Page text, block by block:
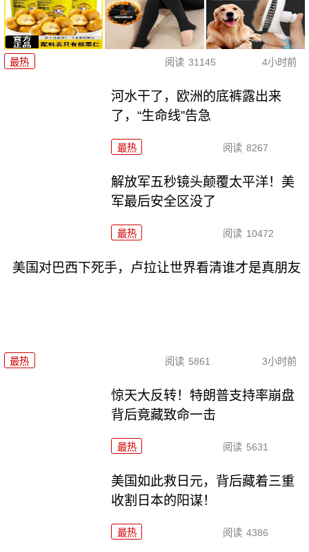
最热 阅读 31145 4小时前
河水干了，欧洲的底裤露出来
了，“生命线”告急
最热 阅读 8267
解放军五秒镜头颠覆太平洋！美
军最后安全区没了
最热 阅读 10472
美国对巴西下死手，卢拉让世界看清谁才是真朋友
最热 阅读 5861 3小时前
惊天大反转！特朗普支持率崩盘
背后竟藏致命一击
最热 阅读 5631
美国如此救日元，背后藏着三重
收割日本的阳谋！
最热 阅读 4386